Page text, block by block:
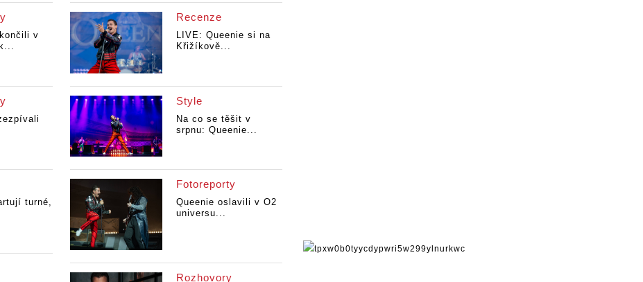
v
Recenze
LIVE: Queenie si na
Křižíkově...
Style
Na co se těšit v
srpnu: Queenie...
turné,
Fotoreporty
Queenie oslavili v O2
universu...
Rozhovory